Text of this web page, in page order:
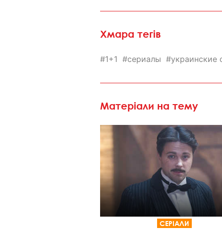
Хмара тегів
1+1 сериалы украинские
Матеріали на тему
СЕРІАЛИ